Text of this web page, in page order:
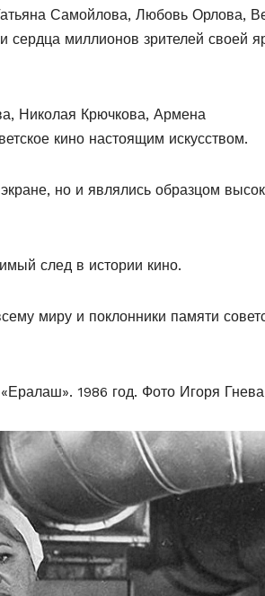
Самойлова, Любовь Орлова,
сердца миллионов зрителей своей
Николая Крючкова, Армена
кино настоящим искусством.
но и являлись образцом
след в истории кино.
миру и поклонники памяти
1986 год. Фото Игоря